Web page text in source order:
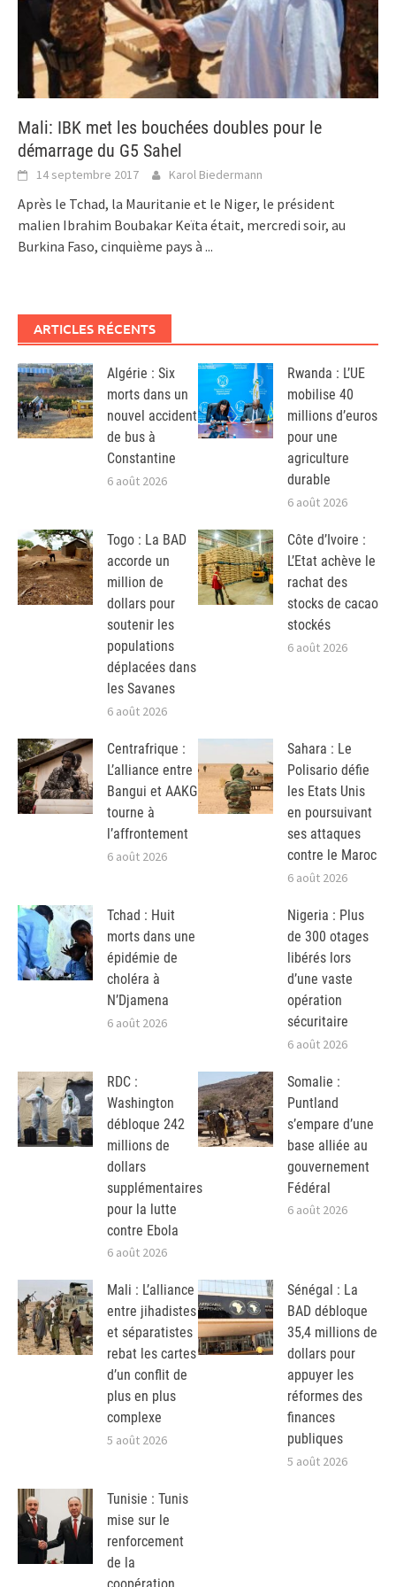
Mali: IBK met les bouchées doubles pour le
démarrage du G5 Sahel
14 septembre 2017 Karol Biedermann
Après le Tchad, la Mauritanie et le Niger, le président
malien Ibrahim Boubakar Keïta était, mercredi soir, au
Burkina Faso, cinquième pays à ...
ARTICLES RÉCENTS
Algérie : Six
morts dans un
nouvel accident
de bus à
Constantine
6 août 2026
Rwanda : L’UE
mobilise 40
millions d’euros
pour une
agriculture
durable
6 août 2026
Togo : La BAD
accorde un
million de
dollars pour
soutenir les
populations
déplacées dans
les Savanes
6 août 2026
Côte d’Ivoire :
L’Etat achève le
rachat des
stocks de cacao
stockés
6 août 2026
Centrafrique :
L’alliance entre
Bangui et AAKG
tourne à
l’affrontement
6 août 2026
Sahara : Le
Polisario défie
les Etats Unis
en poursuivant
ses attaques
contre le Maroc
6 août 2026
Tchad : Huit
morts dans une
épidémie de
choléra à
N’Djamena
6 août 2026
Nigeria : Plus
de 300 otages
libérés lors
d’une vaste
opération
sécuritaire
6 août 2026
RDC :
Washington
débloque 242
millions de
dollars
supplémentaires
pour la lutte
contre Ebola
6 août 2026
Somalie :
Puntland
s’empare d’une
base alliée au
gouvernement
Fédéral
6 août 2026
Mali : L’alliance
entre jihadistes
et séparatistes
rebat les cartes
d’un conflit de
plus en plus
complexe
5 août 2026
Sénégal : La
BAD débloque
35,4 millions de
dollars pour
appuyer les
réformes des
finances
publiques
5 août 2026
Tunisie : Tunis
mise sur le
renforcement
de la